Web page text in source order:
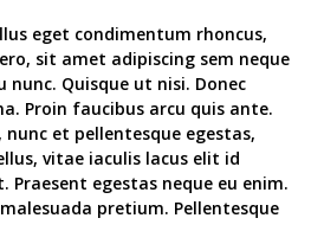
eget condimentum rhoncus,
sit amet adipiscing sem neque
nunc. Quisque ut nisi. Donec
Proin faucibus arcu quis ante.
nunc et pellentesque egestas,
vitae iaculis lacus elit id
Praesent egestas neque eu enim.
pretium. Pellentesque